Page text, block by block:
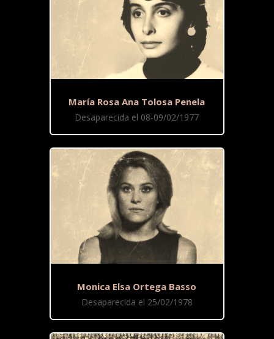
María Rosa Ana Tolosa Penela
Desaparecida el 08-09/02/1977
Monica Elsa Ortega Basso
Desaparecida el 25/02/1978